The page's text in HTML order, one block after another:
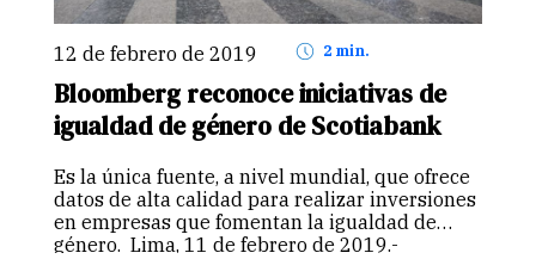
12 de febrero de 2019 2 min.
Bloomberg reconoce iniciativas de
igualdad de género de Scotiabank
Es la única fuente, a nivel mundial, que ofrece
datos de alta calidad para realizar inversiones
en empresas que fomentan la igualdad de
género. Lima, 11 de febrero de 2019.-